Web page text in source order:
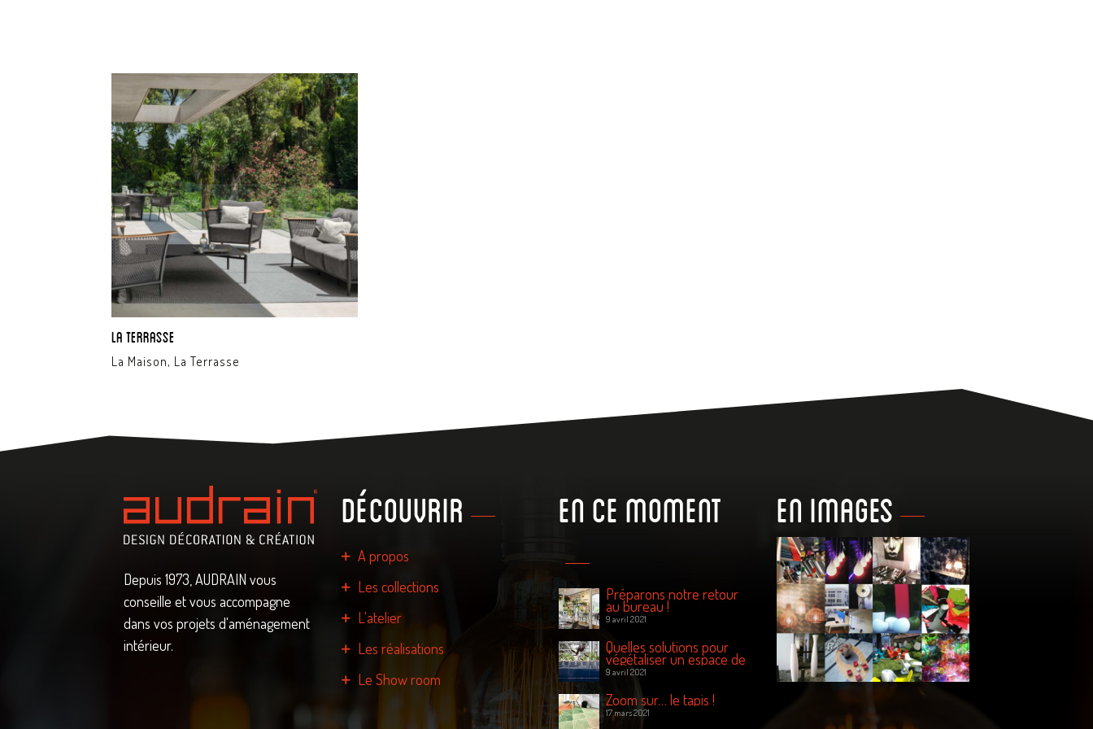
La Terrasse
La Maison, La Terrasse
Depuis 1973, AUDRAIN vous
conseille et vous accompagne
dans vos projets d'aménagement
intérieur.
découvrir
A propos
Les collections
L'atelier
Les réalisations
Le Show room
En ce moment
Préparons notre retour
au bureau !
9 avril 2021
Quelles solutions pour
végétaliser un espace de
travail ?
9 avril 2021
Zoom sur… le tapis !
17 mars 2021
En images